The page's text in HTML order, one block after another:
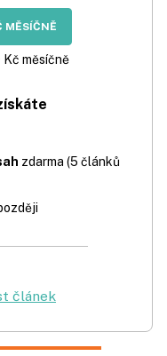
MĚSÍČNĚ
Kč měsíčně
zdarma (5 článků
článek